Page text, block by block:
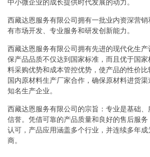
中小微企业的成长提供时代发展的动力。
西藏达恩服务有限公司拥有一批业内资深营
有市场开发、专业服务和研发创新能力。
西藏达恩服务有限公司拥有先进的现代化生
保产品品质不仅达到国家标准，而且优于国
料采购优势和成本管控优势，使产品的性价比
国内原材料生产厂家合作，确保原材料进货
知名生产企业。
西藏达恩服务有限公司的宗旨：专业是基础
信誉。凭借可靠的产品质量和良好的售后服
认可，产品应用涵盖多个行业，并连续多年
商。